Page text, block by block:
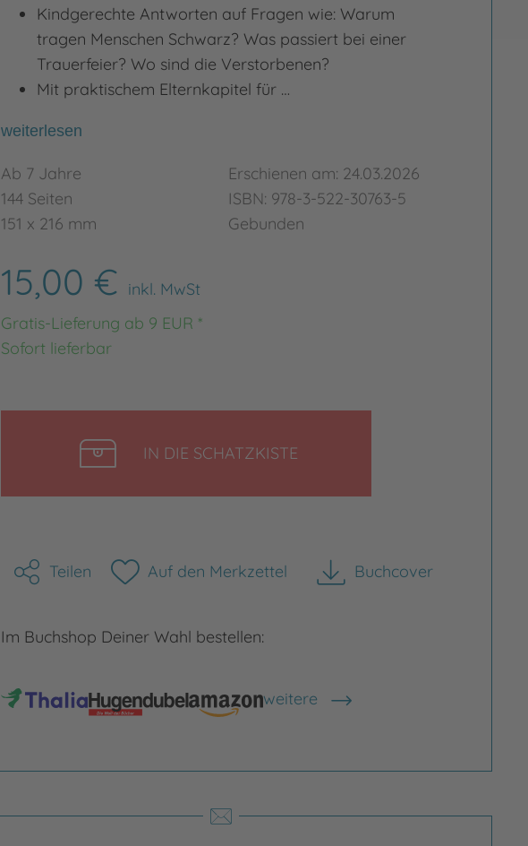
Bild vergrößern
Kindgerechte Antworten auf Fragen wie: Warum
tragen Menschen Schwarz? Was passiert bei einer
Trauerfeier? Wo sind die Verstorbenen?
Mit praktischem Elternkapitel für …
weiterlesen
Ab 7 Jahre
144 Seiten
151 x 216 mm
Erschienen am: 24.03.2026
ISBN: 978-3-522-30763-5
Gebunden
15,00 € inkl. MwSt
Gratis-Lieferung ab 9 EUR *
Sofort lieferbar
IN DIE SCHATZKISTE
Teilen Auf den Merkzettel Buchcover
herunterladen
Im Buchshop Deiner Wahl bestellen:
weitere
Shops anzeigen